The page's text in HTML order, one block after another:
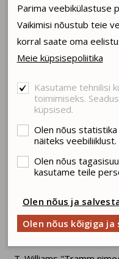
MA JÄTSIN UKRAINA
ISAD JA POJAD
KLOUNID LENDAVAD
DON QUIJOTE
VIIKINGID: LAUL
TRAMM NIMEGA IHA
KAASAVARATU
A. Ostrovski
suvelavastus "Viikingid:
Parima veebikülastuse
Vaikimisi nõustub teie
korral saate oma
Meie küpsisepoliitika
Kasutame tehnilisi
toimimiseks.
küpsised.
Olen nõus
näiteks veebiliiklust.
Olen nõus
kasutame teile
Olen nõus ja
Olen nõus kõigiga ja